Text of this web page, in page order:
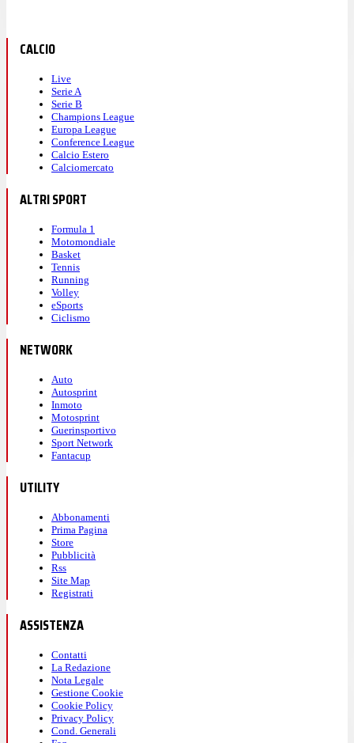
CALCIO
Live
Serie A
Serie B
Champions League
Europa League
Conference League
Calcio Estero
Calciomercato
ALTRI SPORT
Formula 1
Motomondiale
Basket
Tennis
Running
Volley
eSports
Ciclismo
NETWORK
Auto
Autosprint
Inmoto
Motosprint
Guerinsportivo
Sport Network
Fantacup
UTILITY
Abbonamenti
Prima Pagina
Store
Pubblicità
Rss
Site Map
Registrati
ASSISTENZA
Contatti
La Redazione
Nota Legale
Gestione Cookie
Cookie Policy
Privacy Policy
Cond. Generali